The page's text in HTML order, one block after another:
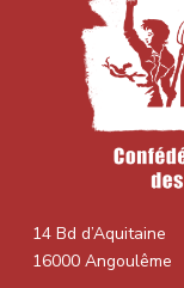
14 Bd d’Aquitaine
16000 Angoulême